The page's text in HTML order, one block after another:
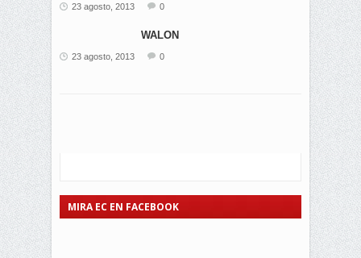
23 agosto, 2013 0
WALON
23 agosto, 2013 0
MIRA EC EN FACEBOOK